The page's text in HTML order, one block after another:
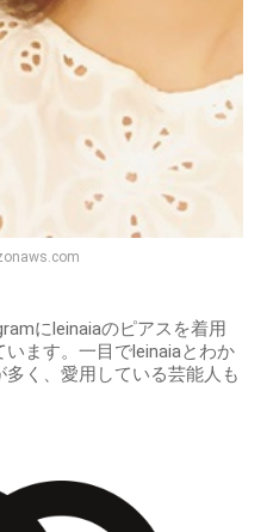
にleinaiaのピアスを着用
ます。一目でleinaiaとわか
く、愛用している芸能人も